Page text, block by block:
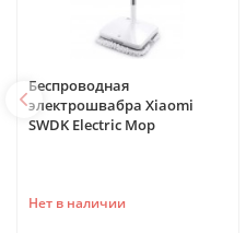
Беспроводная
электрошвабра Xiaomi
SWDK Electric Mop
Нет в наличии